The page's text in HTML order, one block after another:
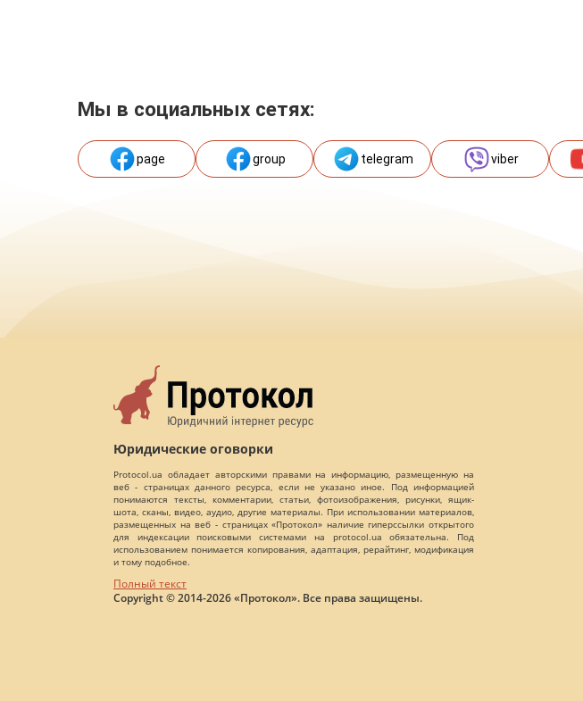
Мы в социальных сетях:
page group telegram viber
Юридические оговорки
Protocol.ua обладает авторскими правами на информацию, размещенную на
веб - страницах данного ресурса, если не указано иное. Под информацией
понимаются тексты, комментарии, статьи, фотоизображения, рисунки, ящик-
шота, сканы, видео, аудио, другие материалы. При использовании материалов,
размещенных на веб - страницах «Протокол» наличие гиперссылки открытого
для индексации поисковыми системами на protocol.ua обязательна. Под
использованием понимается копирования, адаптация, рерайтинг, модификация
и тому подобное.
Полный текст
Copyright © 2014-2026 «Протокол». Все права защищены.